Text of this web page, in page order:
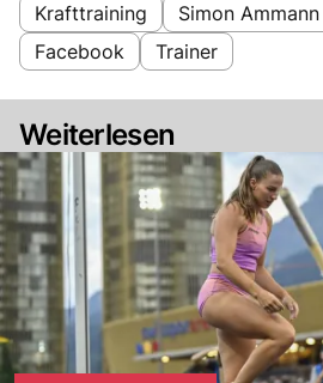
Krafttraining
Simon Ammann
Facebook
Trainer
Weiterlesen